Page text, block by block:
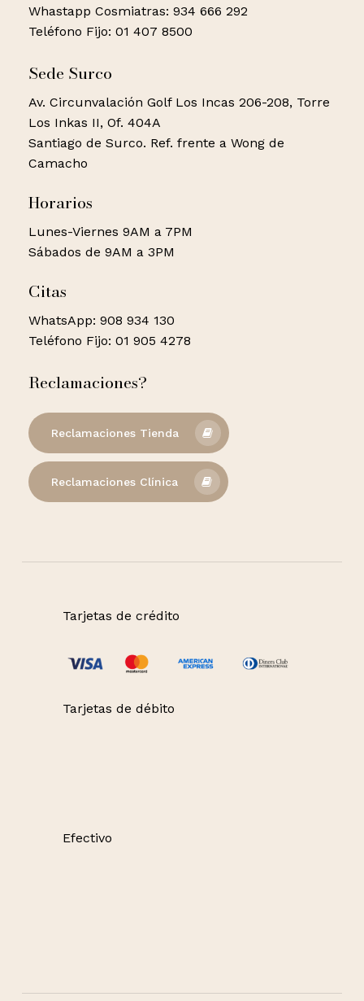
Whastapp Cosmiatras: 934 666 292
Teléfono Fijo: 01 407 8500
Sede Surco
Av. Circunvalación Golf Los Incas 206-208, Torre
Los Inkas II, Of. 404A
Santiago de Surco. Ref. frente a Wong de
Camacho
Horarios
Lunes-Viernes 9AM a 7PM
Sábados de 9AM a 3PM
Citas
WhatsApp: 908 934 130
Teléfono Fijo: 01 905 4278
Reclamaciones?
Reclamaciones Tienda
Reclamaciones Clínica
Tarjetas de crédito
Tarjetas de débito
Efectivo